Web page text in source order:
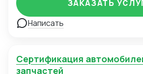
Написать
ЗАКАЗАТЬ
Сертификация автомобилей и
запчастей